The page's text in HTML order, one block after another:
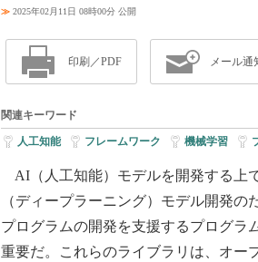
≫ 2025年02月11日 08時00分 公開
印刷／PDF メール通
関連キーワード
人工知能| フレームワーク 機械学習
AI（人工知能）モデルを開発する上
（ディープラーニング）モデル開発
プログラムの開発を支援するプログラ
重要だ。これらのライブラリは、オー